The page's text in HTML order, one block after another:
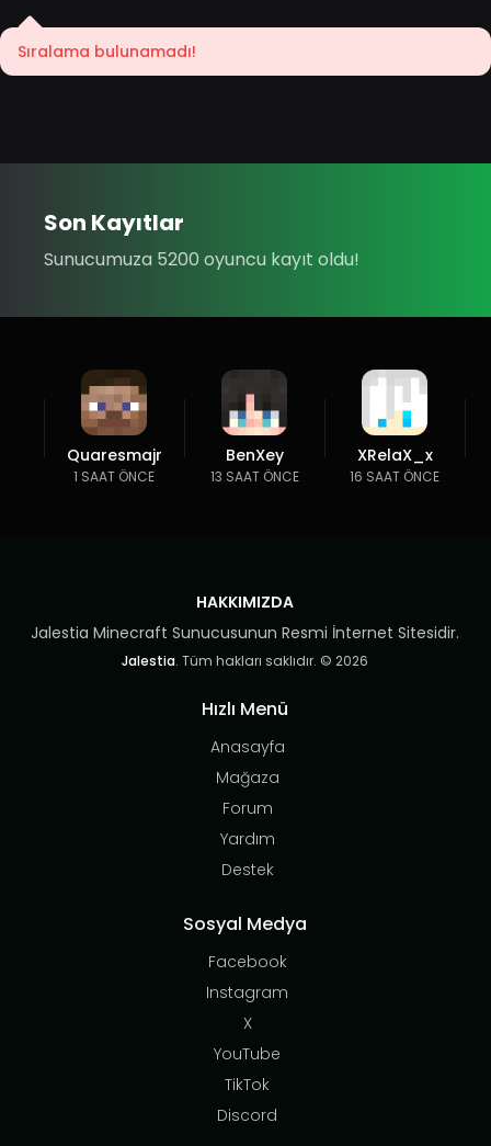
Sıralama bulunamadı!
Son Kayıtlar
Sunucumuza 5200 oyuncu kayıt oldu!
Quaresmajr
1 SAAT ÖNCE
BenXey
13 SAAT ÖNCE
XRelaX_x
16 SAAT ÖNCE
HAKKIMIZDA
Jalestia Minecraft Sunucusunun Resmi İnternet Sitesidir.
Jalestia. Tüm hakları saklıdır. © 2026
Hızlı Menü
Anasayfa
Mağaza
Forum
Yardım
Destek
Sosyal Medya
Facebook
Instagram
X
YouTube
TikTok
Discord